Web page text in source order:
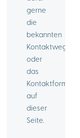
gerne
die
bekannten
Kontaktwege
oder
das
Kontaktformular
auf
dieser
Seite.